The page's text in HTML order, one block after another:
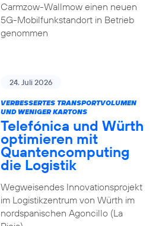
Carmzow-Wallmow einen neuen
5G-Mobilfunkstandort in Betrieb
genommen
24. Juli 2026
VERBESSERTES TRANSPORTVOLUMEN
UND WENIGER KARTONS
Telefónica und Würth
optimieren mit
Quantencomputing
die Logistik
Wegweisendes Innovationsprojekt
im Logistikzentrum von Würth im
nordspanischen Agoncillo (La